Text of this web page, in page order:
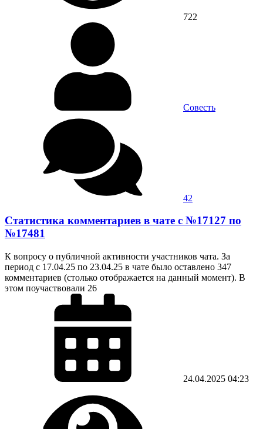
722
Совесть
42
Статистика комментариев в чате с №17127 по
№17481
К вопросу о публичной активности участников чата. За
период с 17.04.25 по 23.04.25 в чате было оставлено 347
комментариев (столько отображается на данный момент). В
этом поучаствовали 26
24.04.2025 04:23